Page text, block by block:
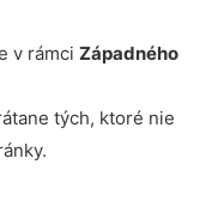
v rámci Západného
tých, ktoré nie